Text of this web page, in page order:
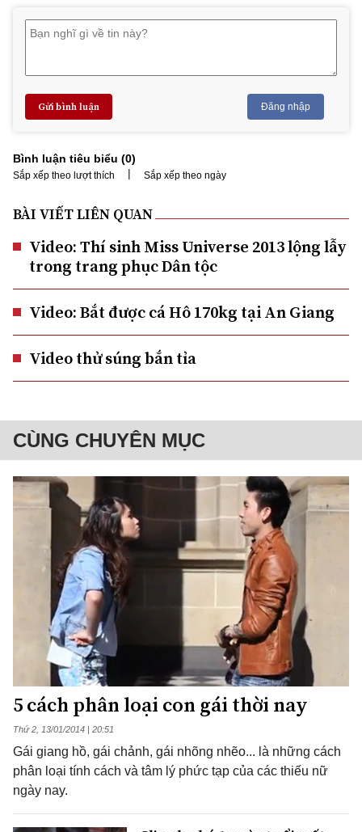
Gửi bình luận Đăng nhập
Bình luận tiêu biểu (0)
Sắp xếp theo lượt thích | Sắp xếp theo ngày
BÀI VIẾT LIÊN QUAN
Video: Thí sinh Miss Universe 2013 lộng lẫy
trong trang phục Dân tộc
Video: Bắt được cá Hô 170kg tại An Giang
Video thử súng bắn tỉa
CÙNG CHUYÊN MỤC
5 cách phân loại con gái thời nay
Thứ 2, 13/01/2014 | 20:51
Gái giang hồ, gái chảnh, gái nhõng nhẽo... là những cách
phân loại tính cách và tâm lý phức tạp của các thiếu nữ
ngày nay.